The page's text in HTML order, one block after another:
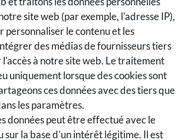
de transport
site web (par exemple, l'adresse IP),
personnaliser le contenu et les
des médias de fournisseurs tiers
l'accès à notre site web. Le traitement
uniquement lorsque des cookies sont
ces données avec des tiers que
les paramètres.
données peut être effectué avec le
sur la base d'un intérêt légitime. Il est